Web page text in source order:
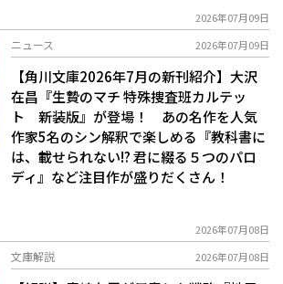
2026年07月09日
ニュース 2026年07月09日
【角川文庫2026年7月の新刊紹介】大沢
在昌『生贄のマチ 特殊捜査班カルテッ
ト 新装版』が登場！ あの名作を人気
作家5名のシン解釈で楽しめる『教科書に
は、載せられない!? 君に綴る５つのパロ
ディ』など注目作が盛りだくさん！
2026年07月08日
文庫解説 2026年07月08日